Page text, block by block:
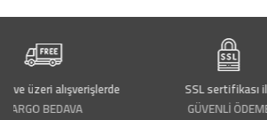
alışverişlerde
BEDAVA
SSL sertifikası ile
GÜVENLİ ÖDEME